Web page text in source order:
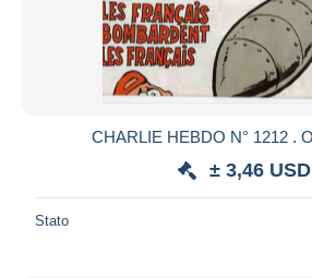
CHARLIE HEBDO N° 1212 .
± 3,46 USD
Stato